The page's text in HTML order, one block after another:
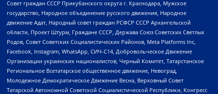
Совет граждан СССР Прикубанского округа г. Краснодара, Мужское
государство, Народное объединение русского движения, Народное
движение Адат, Народный совет граждан РСФСР СССР Архангельской
области, Проект Штурм, Граждане СССР, Держава Союз Советских Светлых
Родов, Совет Советских Социалистических Районов, Meta Platforms Inc,
Facebook, Instagram, WhatsApp, СИЧ-С14, Добровольческое Движение
Организации украинских националистов, Черный Комитет, Татарстанское
Региональное Всетатарское общественное движение, Невоград,
Молодежное Демократическое Движение Весна, Верховный Совет
Татарской Автономной Советской Социалистической Республики, Конгресс